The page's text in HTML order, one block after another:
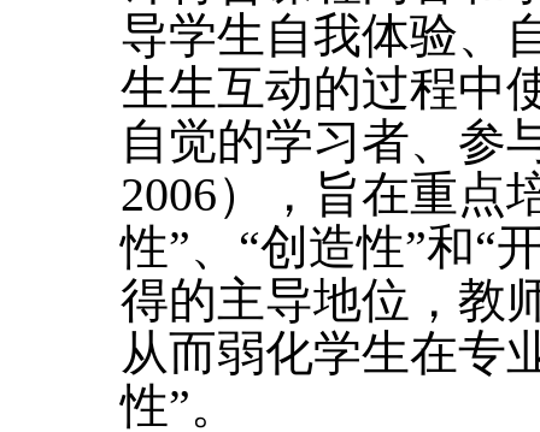
导学生自我体验、
生生互动的过程中
自觉的学习者、参
2006），旨在重点
性”、“创造性”和“
得的主导地位，教
从而弱化学生在专
性”。